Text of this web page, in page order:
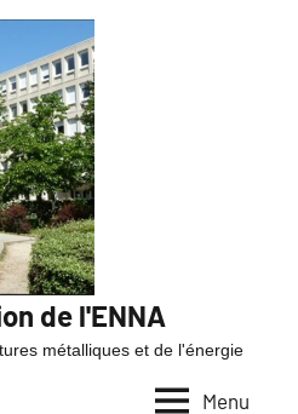
de l'ENNA
métalliques et de l'énergie
Menu